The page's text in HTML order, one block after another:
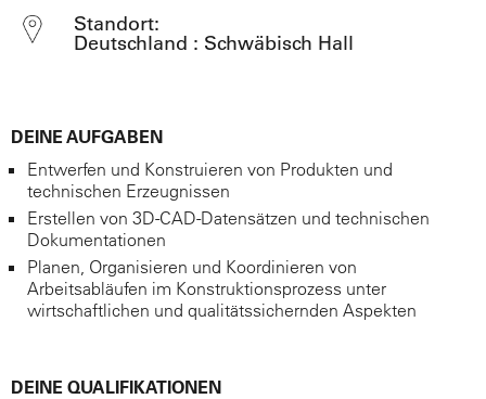
Standort:
Deutschland : Schwäbisch Hall
DEINE AUFGABEN
Entwerfen und Konstruieren von Produkten und
technischen Erzeugnissen
Erstellen von 3D-CAD-Datensätzen und technischen
Dokumentationen
Planen, Organisieren und Koordinieren von
Arbeitsabläufen im Konstruktionsprozess unter
wirtschaftlichen und qualitätssichernden Aspekten
DEINE QUALIFIKATIONEN